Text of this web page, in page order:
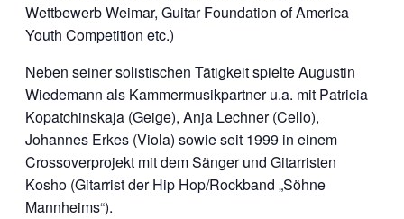
Wettbewerb Weimar, Guitar Foundation of America
Youth Competition etc.)
Neben seiner solistischen Tätigkeit spielte Augustin
Wiedemann als Kammermusikpartner u.a. mit Patricia
Kopatchinskaja (Geige), Anja Lechner (Cello),
Johannes Erkes (Viola) sowie seit 1999 in einem
Crossoverprojekt mit dem Sänger und Gitarristen
Kosho (Gitarrist der Hip Hop/Rockband „Söhne
Mannheims“).